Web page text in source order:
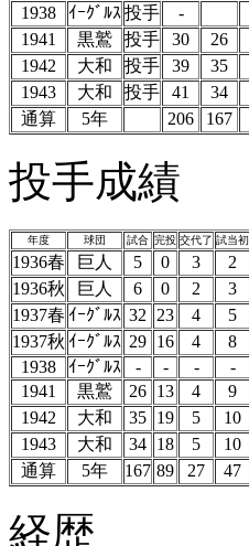
1938
ｲｰｸﾞﾙｽ投手
-
1941
黒鷲 投手 30 26
1942
大和 投手 39 35
1943
大和 投手 41
34
通算
5年 206 167
投手成績
年度 球団 試合 完投 交代了 試当初
1936春 巨人 5 0 3 2
1936秋
巨人 6 0 2 3
1937春 ｲｰｸﾞﾙｽ 32 23 4 5
1937秋 ｲｰｸﾞﾙｽ 29 16 4 8
1938
ｲｰｸﾞﾙｽ - - - -
1941
黒鷲 26 13 4 9
1942
大和 35 19 5 10
1943
大和 34 18 5 10
通算
5年 167 89 27 47
経歴